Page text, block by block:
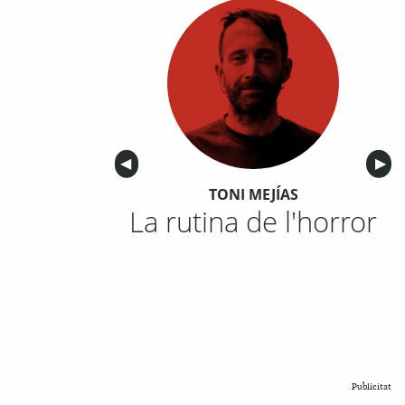
Anterior
◀︎ ▶︎
TONI MEJÍAS
La rutina de l'horror
Publicitat